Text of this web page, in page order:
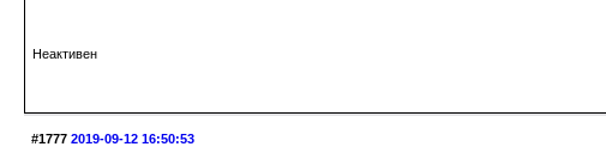
Неактивен
#1777 2019-09-12 16:50:53